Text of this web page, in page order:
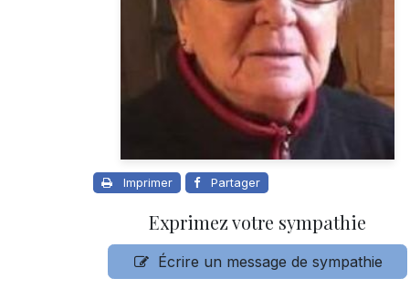
Imprimer Partager
Exprimez votre sympathie
Écrire un message de sympathie